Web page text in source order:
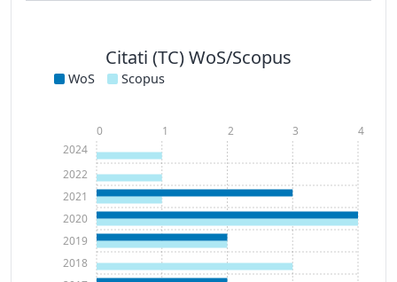
Citati (TC) WoS/Scopus
WoS Scopus
2018
2019
2020
2021
2022
2024
0 1 2 3 4